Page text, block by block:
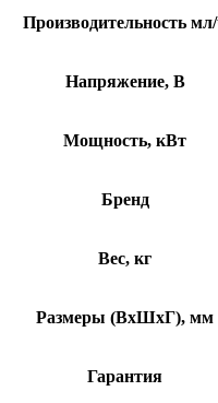
Производительность
Напряжение, В
Мощность, кВт
Бренд
Вес, кг
Размеры (ВхШхГ), мм
Гарантия